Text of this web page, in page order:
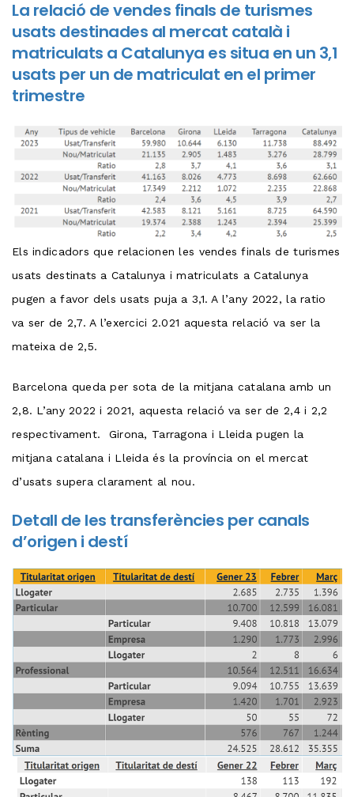
La relació de vendes finals de turismes
usats destinades al mercat català i
matriculats a Catalunya es situa en un 3,1
usats per un de matriculat en el primer
trimestre
Els indicadors que relacionen les vendes finals de turismes
usats destinats a Catalunya i matriculats a Catalunya
pugen a favor dels usats puja a 3,1. A l’any 2022, la ratio
va ser de 2,7. A l’exercici 2.021 aquesta relació va ser la
mateixa de 2,5.
Barcelona queda per sota de la mitjana catalana amb un
2,8. L’any 2022 i 2021, aquesta relació va ser de 2,4 i 2,2
respectivament. Girona, Tarragona i Lleida pugen la
mitjana catalana i Lleida és la província on el mercat
d’usats supera clarament al nou.
Detall de les transferències per canals
d’origen i destí